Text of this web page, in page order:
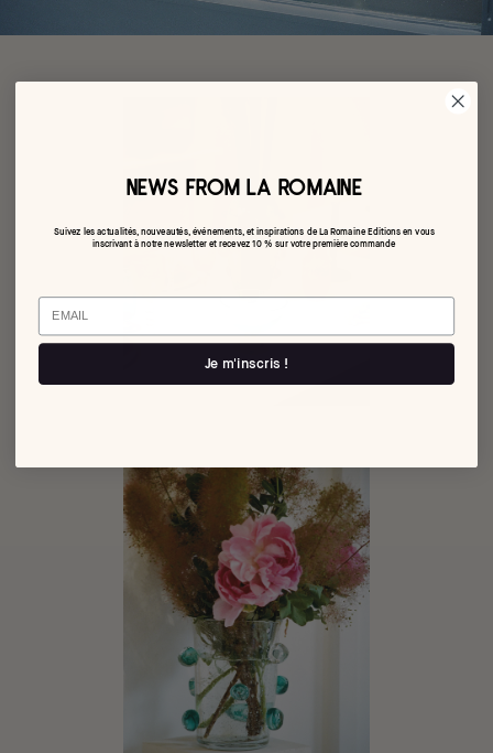
NEWS FROM LA ROMAINE
Suivez les actualités, nouveautés, événements, et inspirations de La Romaine Editions en vous
inscrivant à notre newsletter et recevez 10 % sur votre première commande
Email
Je m'inscris !